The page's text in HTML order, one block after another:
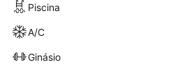
Piscina
A/C
Ginásio